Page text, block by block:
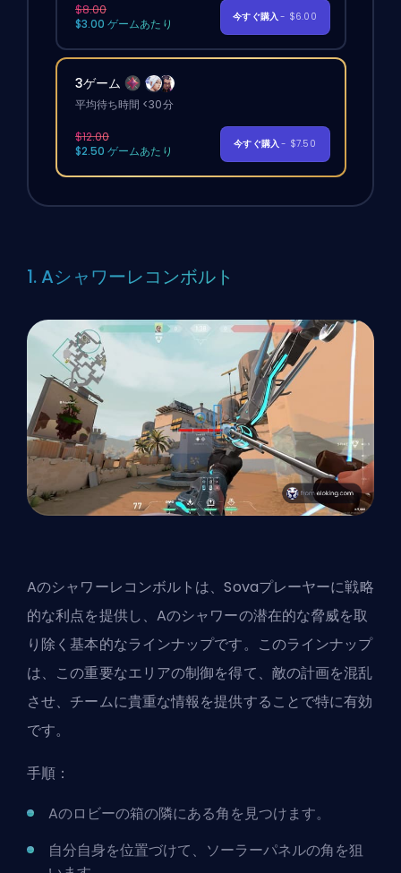
$8.00
$3.00 ゲームあたり
今すぐ購入- $6.00
3ゲーム
平均待ち時間 <30分
$12.00
$2.50 ゲームあたり
今すぐ購入- $7.50
1. Aシャワーレコンボルト
Aのシャワーレコンボルトは、Sovaプレーヤーに戦略
的な利点を提供し、Aのシャワーの潜在的な脅威を取
り除く基本的なラインナップです。このラインナップ
は、この重要なエリアの制御を得て、敵の計画を混乱
させ、チームに貴重な情報を提供することで特に有効
です。
手順：
Aのロビーの箱の隣にある角を見つけます。
自分自身を位置づけて、ソーラーパネルの角を狙